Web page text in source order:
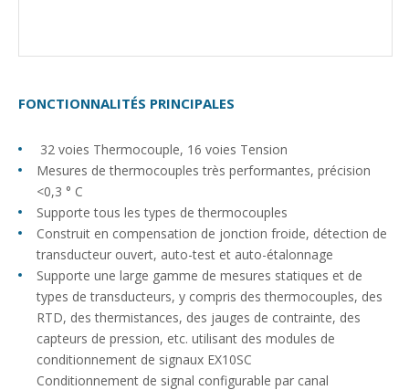
FONCTIONNALITÉS PRINCIPALES
32 voies Thermocouple, 16 voies Tension
Mesures de thermocouples très performantes, précision
<0,3 ° C
Supporte tous les types de thermocouples
Construit en compensation de jonction froide, détection de
transducteur ouvert, auto-test et auto-étalonnage
Supporte une large gamme de mesures statiques et de
types de transducteurs, y compris des thermocouples, des
RTD, des thermistances, des jauges de contrainte, des
capteurs de pression, etc. utilisant des modules de
conditionnement de signaux EX10SC
Conditionnement de signal configurable par canal